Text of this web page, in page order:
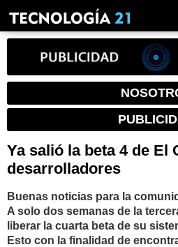
Ya salió la beta 4 de El
desarrolladores
Buenas noticias para la
A solo dos semanas de la
liberar la cuarta beta de su
Esto con la finalidad de